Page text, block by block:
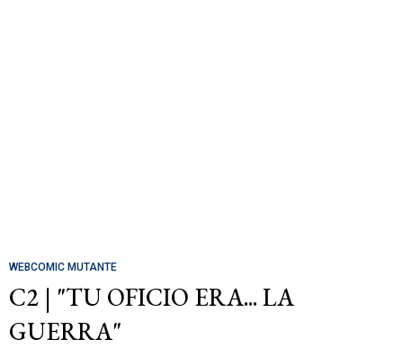
WEBCOMIC MUTANTE
C2 | "TU OFICIO ERA... LA
GUERRA"